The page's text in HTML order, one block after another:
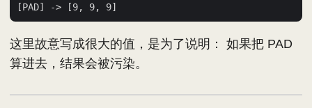
这里故意写成很大的值，是为了说明： 如果把 PAD
算进去，结果会被污染。